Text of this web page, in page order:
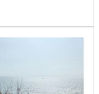
，去庫存與下游客戶
，展現高度抗景氣能